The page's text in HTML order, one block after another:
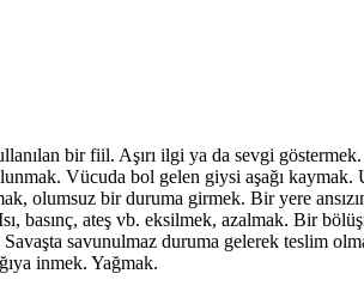
bir fiil. Aşırı ilgi ya da sevgi
Vücuda bol gelen giysi aşağı kaymak.
olumsuz bir duruma girmek. Bir yere
basınç, ateş vb. eksilmek, azalmak. Bir
savunulmaz duruma gelerek teslim
inmek. Yağmak.